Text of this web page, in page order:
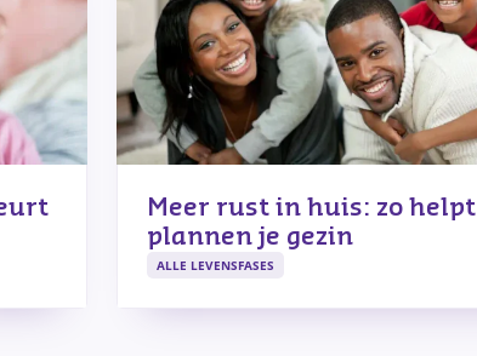
Meer rust in huis: zo helpt
plannen je gezin
ALLE LEVENSFASES